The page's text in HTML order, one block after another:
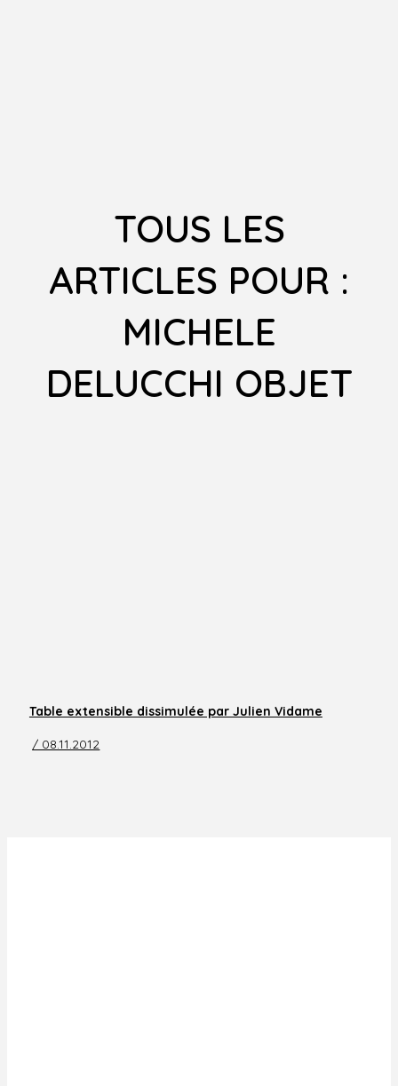
TOUS LES
ARTICLES POUR :
MICHELE
DELUCCHI OBJET
Table extensible dissimulée par Julien Vidame
/ 08.11.2012